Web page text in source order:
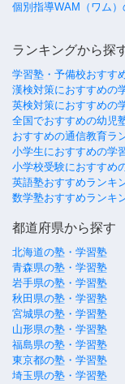
個別指導WAM（ワム
ランキングから探
学習塾・予備校おすす
漢検対策におすすめの
英検対策におすすめの
全国でおすすめの幼児
おすすめの通信教育ラ
小学生におすすめの学
小学校受験におすすめ
英語塾おすすめランキ
数学塾おすすめランキ
都道府県から探す
北海道の塾・学習塾
青森県の塾・学習塾
岩手県の塾・学習塾
秋田県の塾・学習塾
宮城県の塾・学習塾
山形県の塾・学習塾
福島県の塾・学習塾
東京都の塾・学習塾
埼玉県の塾・学習塾